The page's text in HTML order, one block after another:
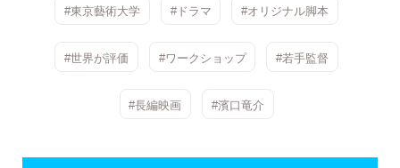
#東京藝術大学 #ドラマ #オリジナル脚本
#世界が評価 #ワークショップ #若手監督
#長編映画 #濱口竜介